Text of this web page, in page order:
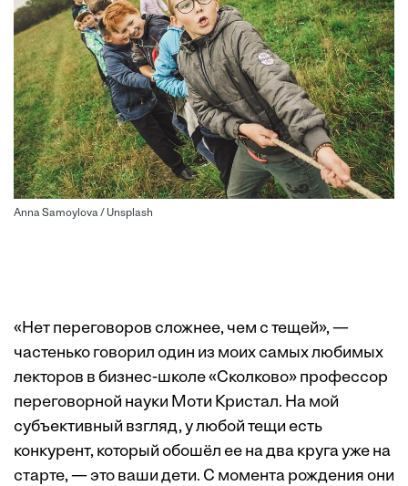
Anna Samoylova / Unsplash
«Нет переговоров сложнее, чем с тещей», —
частенько говорил один из моих самых любимых
лекторов в бизнес-школе «Сколково» профессор
переговорной науки Моти Кристал. На мой
субъективный взгляд, у любой тещи есть
конкурент, который обошёл ее на два круга уже на
старте, — это ваши дети. С момента рождения они